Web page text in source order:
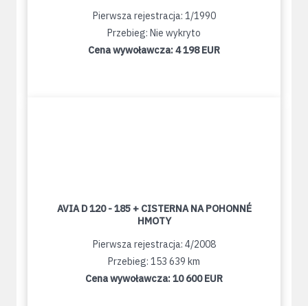
Pierwsza rejestracja: 1/1990
Przebieg: Nie wykryto
Cena wywoławcza:4 198 EUR
AVIA D 120 - 185 + CISTERNA NA POHONNÉ
HMOTY
Pierwsza rejestracja: 4/2008
Przebieg: 153 639 km
Cena wywoławcza:10 600 EUR